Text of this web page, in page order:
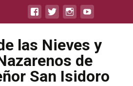
las Nieves y
de
San Isidoro